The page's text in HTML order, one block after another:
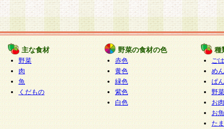
主な食材
野菜
肉
魚
くだもの
野菜の食材の色
赤色
黄色
緑色
紫色
白色
種
ご
めん
ぱん
野
お
お
た